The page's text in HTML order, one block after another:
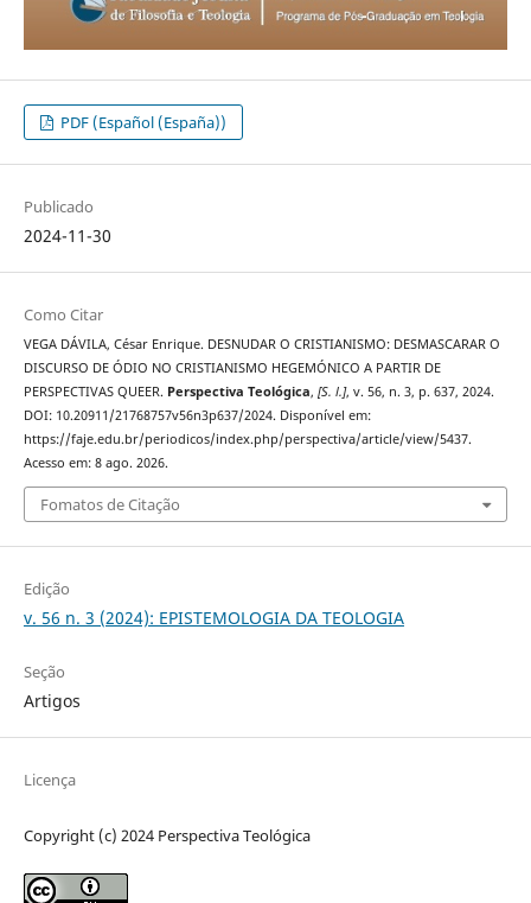
PDF (Español (España))
Publicado
2024-11-30
Como Citar
VEGA DÁVILA, César Enrique. DESNUDAR O CRISTIANISMO: DESMASCARAR O
DISCURSO DE ÓDIO NO CRISTIANISMO HEGEMÓNICO A PARTIR DE
PERSPECTIVAS QUEER. Perspectiva Teológica, [S. l.], v. 56, n. 3, p. 637, 2024.
DOI: 10.20911/21768757v56n3p637/2024. Disponível em:
https://faje.edu.br/periodicos/index.php/perspectiva/article/view/5437.
Acesso em: 8 ago. 2026.
Fomatos de Citação
Edição
v. 56 n. 3 (2024): EPISTEMOLOGIA DA TEOLOGIA
Seção
Artigos
Licença
Copyright (c) 2024 Perspectiva Teológica